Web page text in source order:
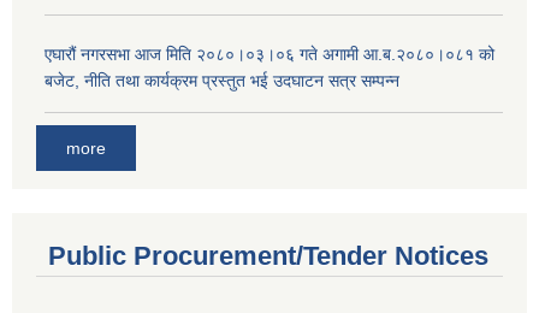
एघारौं नगरसभा आज मिति २०८०।०३।०६ गते अगामी आ.ब.२०८०।०८१ को
बजेट, नीति तथा कार्यक्रम प्रस्तुत भई उदघाटन सत्र सम्पन्न
more
Public Procurement/Tender Notices